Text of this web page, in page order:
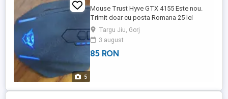
5
Mouse Trust Hyve GTX 4155 Este nou.
Trimit doar cu posta Romana 25 lei
Produsul nu se poate returna. Nu raspund
la telefon . Doar mesaje aici ,in mesagerie.
Targu Jiu, Gorj
3 august
85 RON